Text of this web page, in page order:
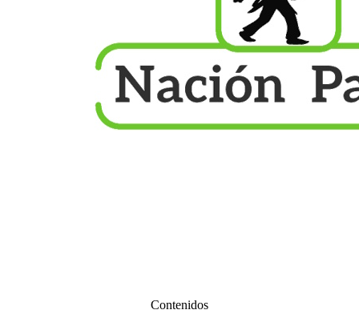
Contenidos